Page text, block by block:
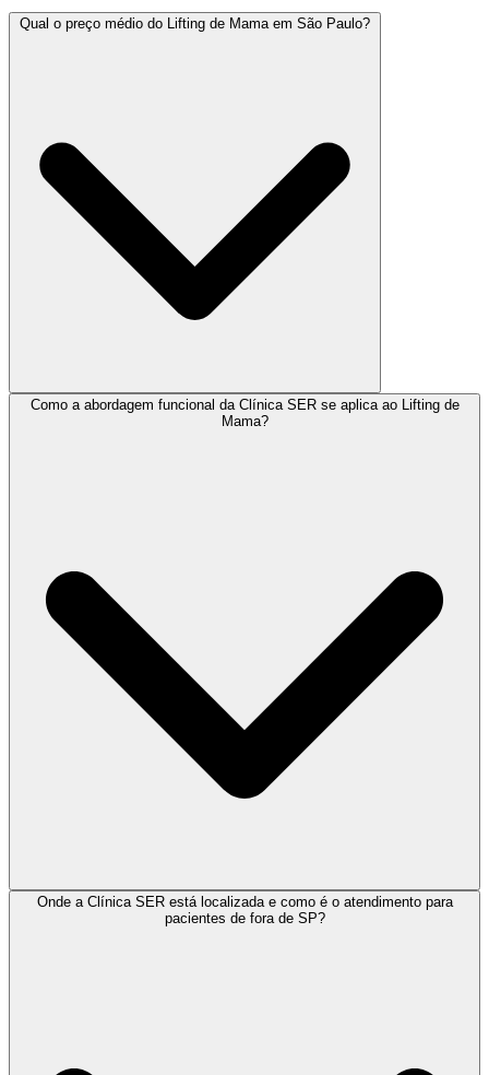
Qual o preço médio do Lifting de Mama em São Paulo?
Como a abordagem funcional da Clínica SER se aplica ao Lifting de
Mama?
Onde a Clínica SER está localizada e como é o atendimento para
pacientes de fora de SP?